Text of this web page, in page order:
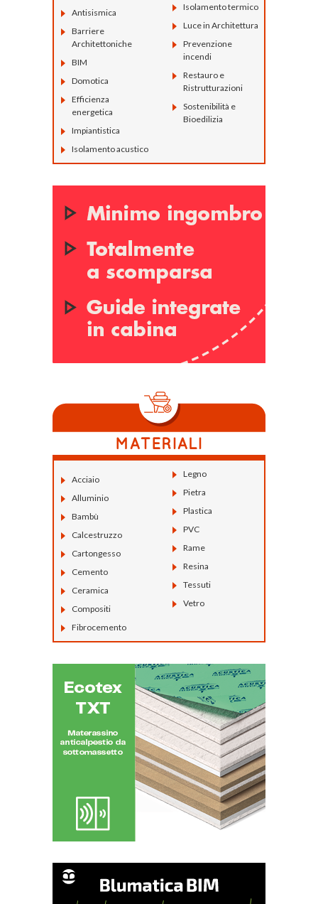
Antisismica
Barriere
Architettoniche
BIM
Domotica
Efficienza
energetica
Impiantistica
Isolamento acustico
Isolamento termico
Luce in Architettura
Prevenzione
incendi
Restauro e
Ristrutturazioni
Sostenibilità e
Bioedilizia
Acciaio
Alluminio
Bambù
Calcestruzzo
Cartongesso
Cemento
Ceramica
Compositi
Fibrocemento
Legno
Pietra
Plastica
PVC
Rame
Resina
Tessuti
Vetro